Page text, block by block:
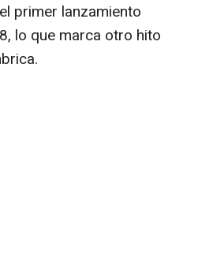
primer lanzamiento
lo que marca otro hito